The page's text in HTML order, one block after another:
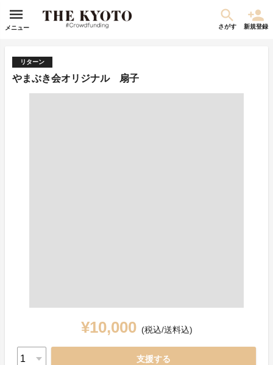
メニュー さがす 新規登録
リターン
やまぶき会オリジナル 扇子
¥10,000 (税込/送料込)
支援する